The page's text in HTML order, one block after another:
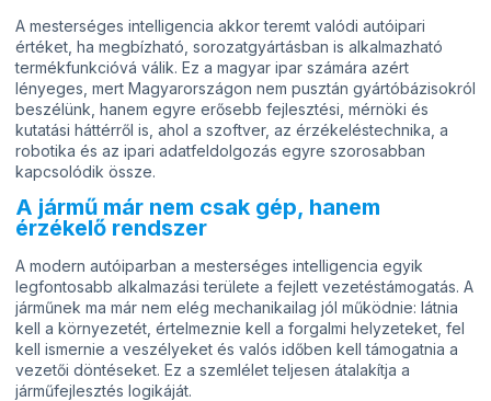
A mesterséges intelligencia akkor teremt valódi autóipari
értéket, ha megbízható, sorozatgyártásban is alkalmazható
termékfunkcióvá válik. Ez a magyar ipar számára azért
lényeges, mert Magyarországon nem pusztán gyártóbázisokról
beszélünk, hanem egyre erősebb fejlesztési, mérnöki és
kutatási háttérről is, ahol a szoftver, az érzékeléstechnika, a
robotika és az ipari adatfeldolgozás egyre szorosabban
kapcsolódik össze.
A jármű már nem csak gép, hanem
érzékelő rendszer
A modern autóiparban a mesterséges intelligencia egyik
legfontosabb alkalmazási területe a fejlett vezetéstámogatás. A
járműnek ma már nem elég mechanikailag jól működnie: látnia
kell a környezetét, értelmeznie kell a forgalmi helyzeteket, fel
kell ismernie a veszélyeket és valós időben kell támogatnia a
vezetői döntéseket. Ez a szemlélet teljesen átalakítja a
járműfejlesztés logikáját.